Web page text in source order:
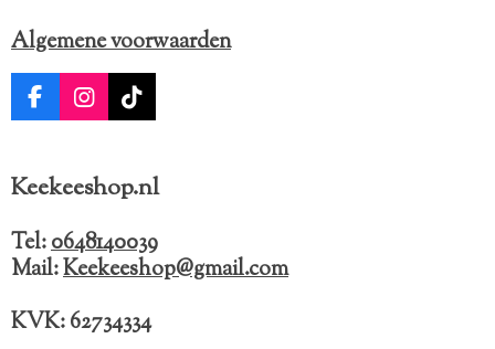
Algemene voorwaarden
F
b
o
k
I
a
r
a
m
T
o
Keekeeshop.nl
Tel:0648140039
Mail:Keekeeshop@gmail.com
KVK: 62734334